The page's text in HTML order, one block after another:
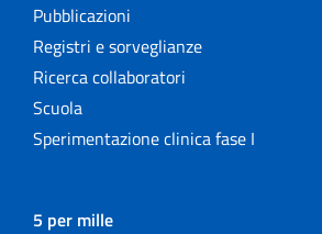
Pubblicazioni
Registri e sorveglianze
Ricerca collaboratori
Scuola
Sperimentazione clinica fase I
5 per mille